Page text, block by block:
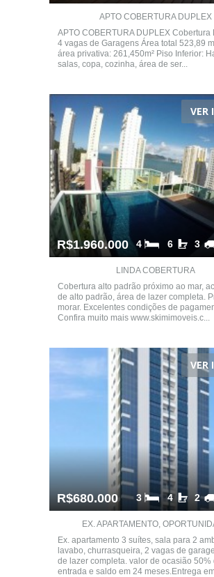
APTO COBERTURA DUPLEX
APTO COBERTURA DUPLEX Cobertura
4 vagas de Garagens Área total 523,89
área privativa: 261,450m² Piso Inferior:
salas, copa, cozinha, área de ser...
VER
R$1.960.000 3
6
4
LINDA COBERTURA
Cobertura alto padrão próximo ao mar,
de alto padrão, área de lazer completa.
morar. Excelentes condições de
Confira muito mais www.skimimoveis.c...
VER
R$680.000 2
4
3
EX. APARTAMENTO,
Ex. apartamento 3 suítes, sala para 2
lavabo, churrasqueira, 2 vagas de
de lazer completa. valor de ocasião 50%
entrada e saldo em 24 meses.Entrega